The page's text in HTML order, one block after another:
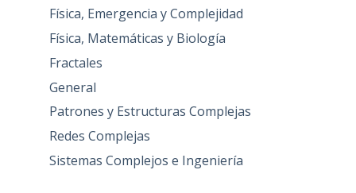
Física, Emergencia y Complejidad
Física, Matemáticas y Biología
Fractales
General
Patrones y Estructuras Complejas
Redes Complejas
Sistemas Complejos e Ingeniería